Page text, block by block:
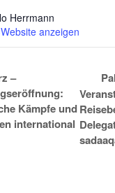
Herrmann
anzeigen
–
Kämpfe und
international